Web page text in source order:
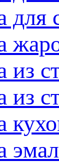
для
из
из